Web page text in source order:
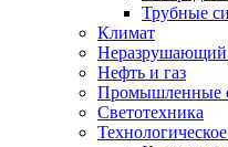
Трубные
Климат
Неразрушающий
Нефть и газ
Промышленные
Светотехника